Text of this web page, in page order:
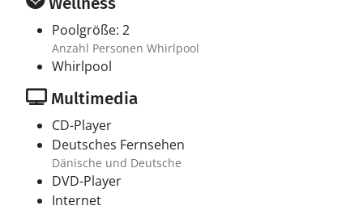
Poolgröße: 2
Anzahl Personen Whirlpool
Whirlpool
Multimedia
CD-Player
Deutsches Fernsehen
Dänische und Deutsche
DVD-Player
Internet